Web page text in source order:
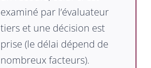
examiné par l’évaluateur
tiers et une décision est
prise (le délai dépend de
nombreux facteurs).